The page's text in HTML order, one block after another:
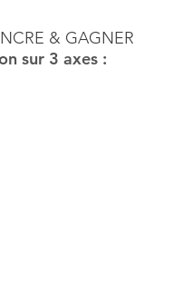
& GAGNER
sur 3 axes :